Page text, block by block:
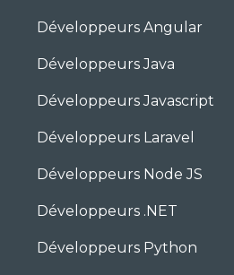
Développeurs Angular
Développeurs Java
Développeurs Javascript
Développeurs Laravel
Développeurs Node JS
Développeurs .NET
Développeurs Python